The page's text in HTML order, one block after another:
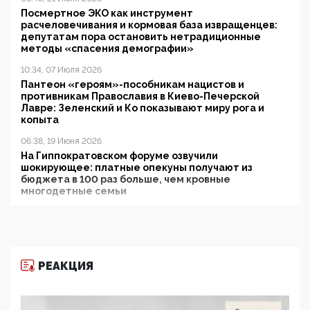
Посмертное ЭКО как инструмент
расчеловечивания и кормовая база извращенцев:
депутатам пора остановить нетрадиционные
методы «спасения демографии»
10:34, 07 Июля 2026
Пантеон «героям»-пособникам нацистов и
противникам Православия в Киево-Печерской
Лавре: Зеленский и Ко показывают миру рога и
копыта
06:38, 19 Июня 2026
На Гиппократовском форуме озвучили
шокирующее: платные опекуны получают из
бюджета в 100 раз больше, чем кровные
многодетные семьи
11:53, 09 Июня 2026
деятельность ИИТО ЮНЕСКО в России, но
РЕАКЦИЯ